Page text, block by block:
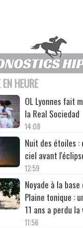
HEURE
OL Lyonnes fait
la Real Sociedad
14:08
Nuit des étoiles :
ciel avant
12:59
Noyade à la
Plaine tonique :
11 ans a perdu la
11:56